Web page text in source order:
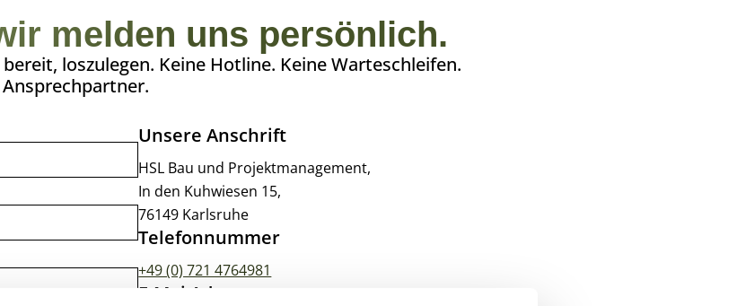
melden uns persönlich.
loszulegen. Keine Hotline. Keine Warteschleifen.
Unsere Anschrift
HSL Bau und Projektmanagement,
In den Kuhwiesen 15,
76149 Karlsruhe
Telefonnummer
+49 (0) 721 4764981​
E-Mai Adresse​